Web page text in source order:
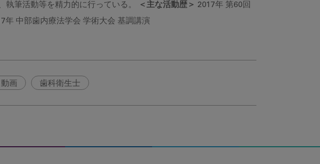
執筆活動等を精力的に行っている。
＜主な活動歴＞ 2017年 第60回
年 中部歯内療法学会 学術大会 基調講演
動画 歯科衛生士